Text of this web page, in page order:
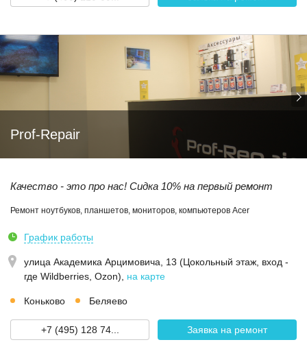
Prof-Repair
Качество - это про нас! Сидка 10% на первый ремонт
Ремонт ноутбуков, планшетов, мониторов, компьютеров Acer
График работы
улица Академика Арцимовича, 13 (Цокольный этаж, вход -
где Wildberries, Ozon)
на карте
Коньково Беляево
+7 (495) 128 74... Заявка на ремонт